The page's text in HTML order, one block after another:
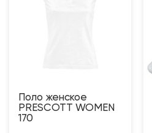
Поло женское
PRESCOTT WOMEN
170